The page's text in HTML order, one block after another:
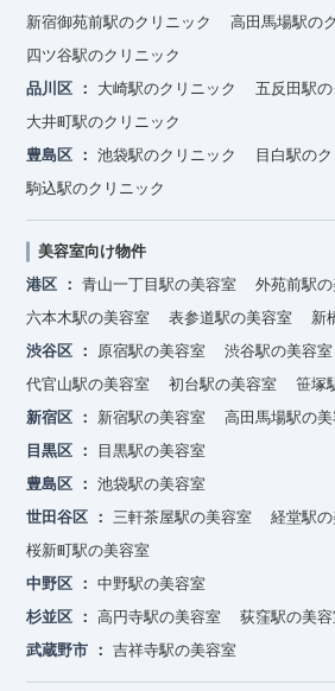
新宿御苑前駅のクリニック
高田馬場駅の
四ツ谷駅のクリニック
品川区
大崎駅のクリニック
五反田駅
大井町駅のクリニック
豊島区
池袋駅のクリニック
目白駅の
駒込駅のクリニック
美容室向け物件
港区
青山一丁目駅の美容室
外苑前駅
六本木駅の美容室
表参道駅の美容室
新
渋谷区
原宿駅の美容室 渋谷駅の美容室
代官山駅の美容室
初台駅の美容室
笹塚
新宿区
新宿駅の美容室
高田馬場駅の美
目黒区
目黒駅の美容室
豊島区
池袋駅の美容室
世田谷区
三軒茶屋駅の美容室
経堂駅
桜新町駅の美容室
中野区
中野駅の美容室
杉並区
高円寺駅の美容室
荻窪駅の美容
武蔵野市
吉祥寺駅の美容室